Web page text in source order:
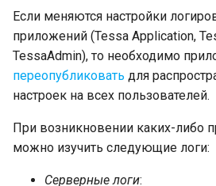
Карточка лицензии
Замена лицензии
Управление сессиями
платформы
Если меняются настройки
приложений (Tessa Application,
TessaAdmin), то необходимо
переопубликовать для
настроек на всех пользователей.
При возникновении каких-либо
можно изучить следующие логи:
Серверные логи: